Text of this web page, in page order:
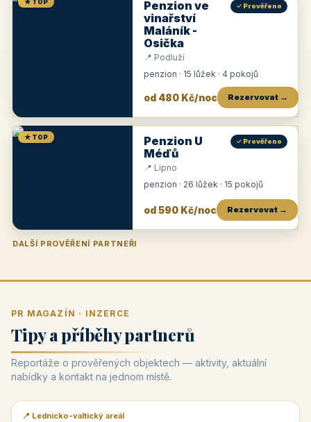
★ TOP
Penzion ve
vinařství
Maláník -
Osička
✓ Prověřeno
📍 Podluží
penzion · 15 lůžek · 4 pokojů
od 480 Kč/noc Rezervovat →
★ TOP
Penzion U
Méďů
✓ Prověřeno
📍 Lipno
penzion · 26 lůžek · 15 pokojů
od 590 Kč/noc Rezervovat →
DALŠÍ PROVĚŘENÍ PARTNEŘI
Penzion U Zámku Pension Faber
PR MAGAZÍN · INZERCE
Tipy a příběhy partnerů
Reportáže o prověřených objektech — aktivity, aktuální
nabídky a kontakt na jednom místě.
📰 PR článek
📍 Lednicko-valtický areál